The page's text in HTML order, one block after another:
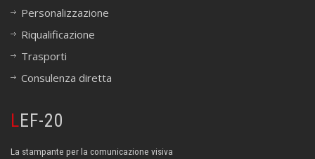
Personalizzazione
Riqualificazione
Trasporti
Consulenza diretta
LEF-20
La stampante per la comunicazione visiva